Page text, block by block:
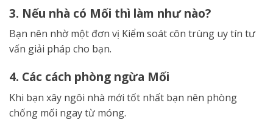
3. Nếu nhà có Mối thì làm như nào?
Bạn nên nhờ một đơn vị Kiểm soát côn trùng uy tín tư
vấn giải pháp cho bạn.
4. Các cách phòng ngừa Mối
Khi bạn xây ngôi nhà mới tốt nhất bạn nên phòng
chống mối ngay từ móng.